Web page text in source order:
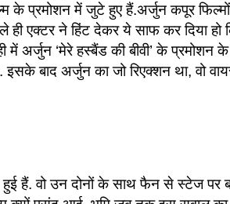
के प्रमोशन में जुटे हुए हैं.अर्जुन कपूर
ही एक्टर ने हिंट देकर ये साफ कर दिया हो
अर्जुन ‘मेरे हस्बैंड की बीवी’ के प्रमोशन के
बाद अर्जुन का जो रिएक्शन था, वो
हैं. वो उन दोनों के साथ फैन से स्टेज पर